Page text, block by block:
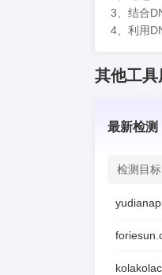
3、结合
4、利用
其他工具
最新检测
检测目标